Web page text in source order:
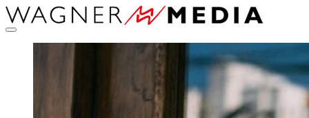
Direkt
zum
Inhalt